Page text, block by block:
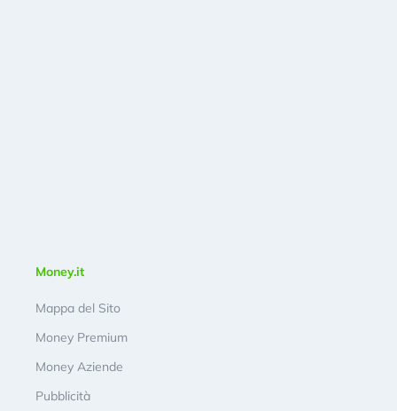
Money.it
Mappa del Sito
Money Premium
Money Aziende
Pubblicità